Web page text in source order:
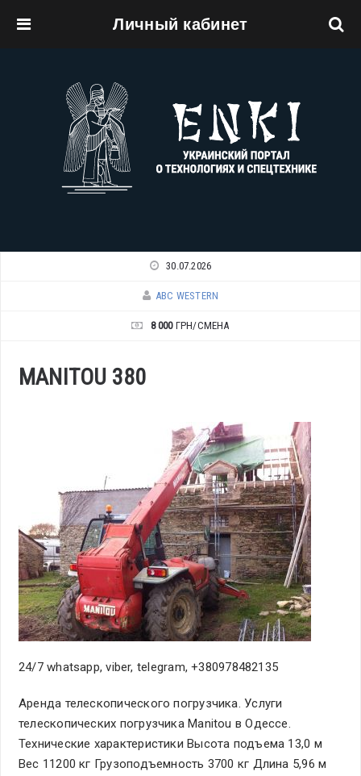
Личный кабинет
30.07.2026
ABC WESTERN
8 000 ГРН/СМЕНА
MANITOU 380
24/7 whatsapp, viber, telegram, +380978482135
Аренда телескопического погрузчика. Услуги
телескопических погрузчика Manitou в Одессе.
Технические характеристики Высота подъема 13,0 м
Вес 11200 кг Грузоподъемность 3700 кг Длина 5,96 м